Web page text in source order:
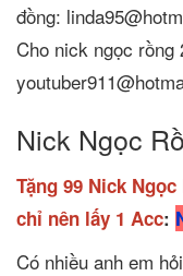
đồng:
Cho nick ngọc rồng
Nick Ngọc
Tặng 99 Nick
chỉ nên lấy 1 Acc:
Có nhiều anh em